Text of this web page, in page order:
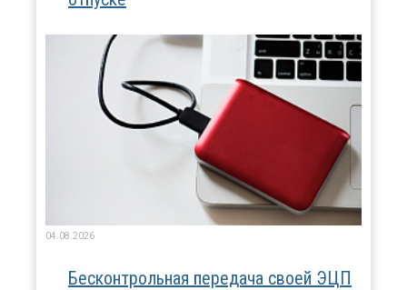
04.08.2026
Бесконтрольная передача своей ЭЦП